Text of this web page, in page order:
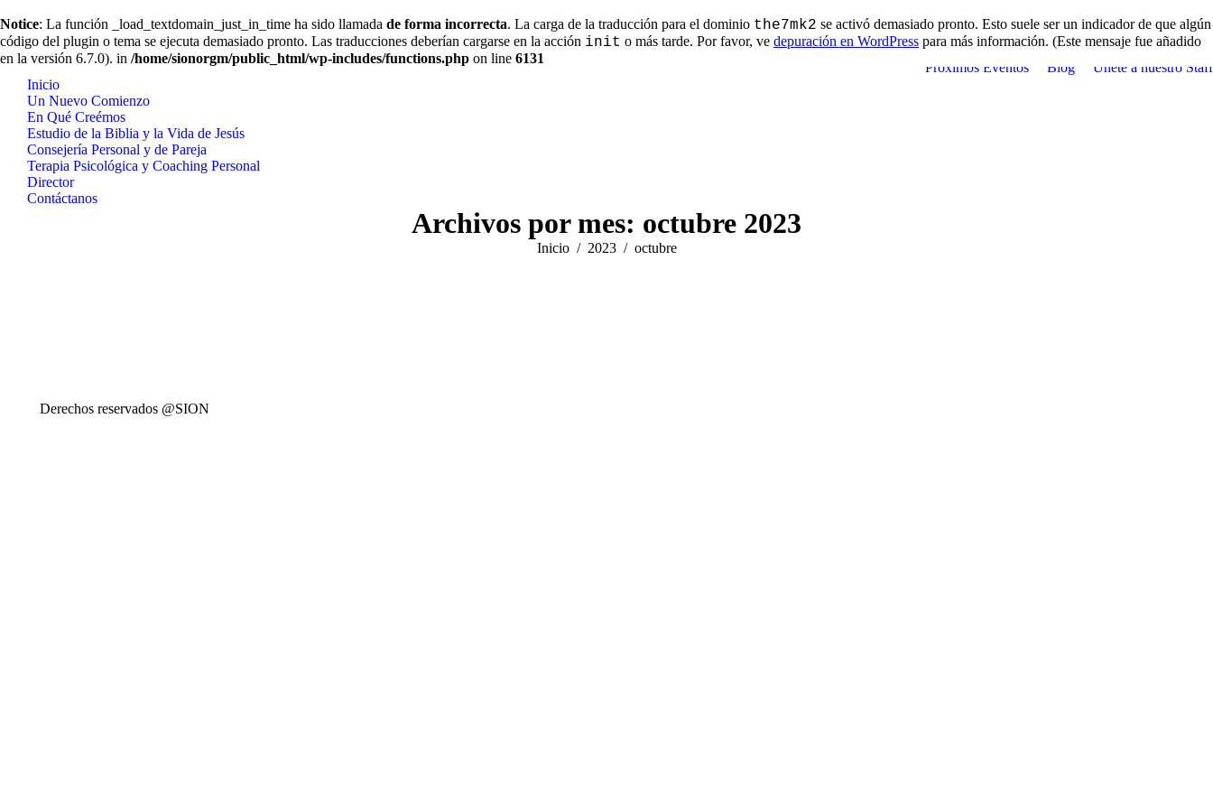
Notice: La función _load_textdomain_just_in_time ha sido llamada de forma incorrecta. La carga de la traducción para el dominio the7mk2 se activó demasiado pronto. Esto suele ser un indicador de que algún
código del plugin o tema se ejecuta demasiado pronto. Las traducciones deberían cargarse en la acción init o más tarde. Por favor, ve depuración en WordPress para más información. (Este mensaje fue añadido
en la versión 6.7.0). in /home/sionorgm/public_html/wp-includes/functions.php on line 6131
Próximos Eventos Blog
Únete a nuestro Staff
Inicio
Un Nuevo Comienzo
En Qué Creémos
Estudio de la Biblia y la Vida de Jesús
Consejería Personal y de Pareja
Terapia Psicológica y Coaching Personal
Director
Contáctanos
Archivos por mes: octubre 2023
Estás aquí:
Inicio 2023 octubre
Derechos reservados @SION